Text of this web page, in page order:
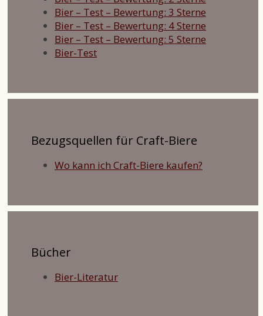
Bier – Test – Bewertung: 3 Sterne
Bier – Test – Bewertung: 4 Sterne
Bier – Test – Bewertung: 5 Sterne
Bier-Test
Bezugsquellen für Craft-Biere
Wo kann ich Craft-Biere kaufen?
Bücher
Bier-Literatur